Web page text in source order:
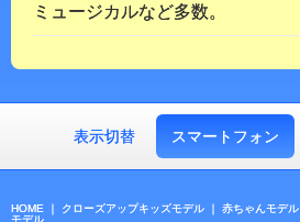
ミュージカルなど多数。
表示切替 スマートフォン
HOME ｜ クローズアップキッズモデル ｜ 赤ちゃんモデル
モデル